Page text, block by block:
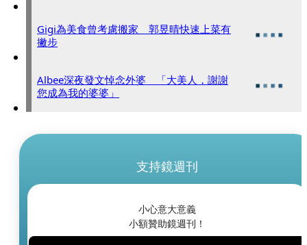
Gigi為美食曾考慮搬家 郭昱晴快速上菜有
撇步
Albee深夜發文悼念外婆 「大美人，謝謝
您成為我的婆婆」
支持鏡週刊
小心意大意義
小額贊助鏡週刊！